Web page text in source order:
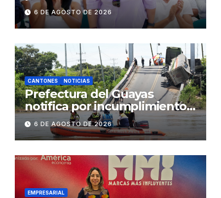
fenómeno de El Niño:
Gobierno Nacional capacita a
2.500 jóvenes
6 DE AGOSTO DE 2026
CANTONES NOTICIAS
Prefectura del Guayas
notifica por incumplimiento
contractual a la
Concesionaria CONORTE y
exige celeridad en
desmontaje del puente
Gonzalo Icaza Cornejo, en
Daule
6 DE AGOSTO DE 2026
EMPRESARIAL